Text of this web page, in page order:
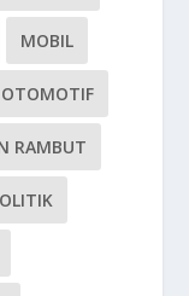
MOBIL
OTOMOTIF
RAMBUT